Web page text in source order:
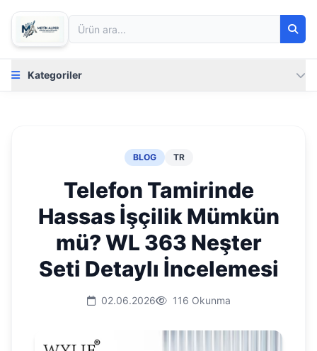
Kategoriler
BLOG TR
Telefon Tamirinde
Hassas İşçilik Mümkün
mü? WL 363 Neşter
Seti Detaylı İncelemesi
02.06.2026 116 Okunma